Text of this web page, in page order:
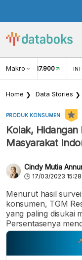
Makro
USD/IDR 17.900
Home Data Stories
PRODUK KONSUMEN
Kolak, Hidangan
Masyarakat
Cindy Mutia
17/03/2023 15:28
Menurut hasil
konsumen, TGM
yang paling disukai
Persentasenya